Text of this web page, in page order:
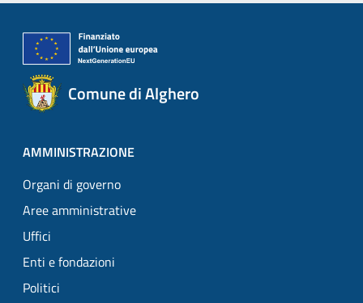
Comune di Alghero
AMMINISTRAZIONE
Organi di governo
Aree amministrative
Uffici
Enti e fondazioni
Politici